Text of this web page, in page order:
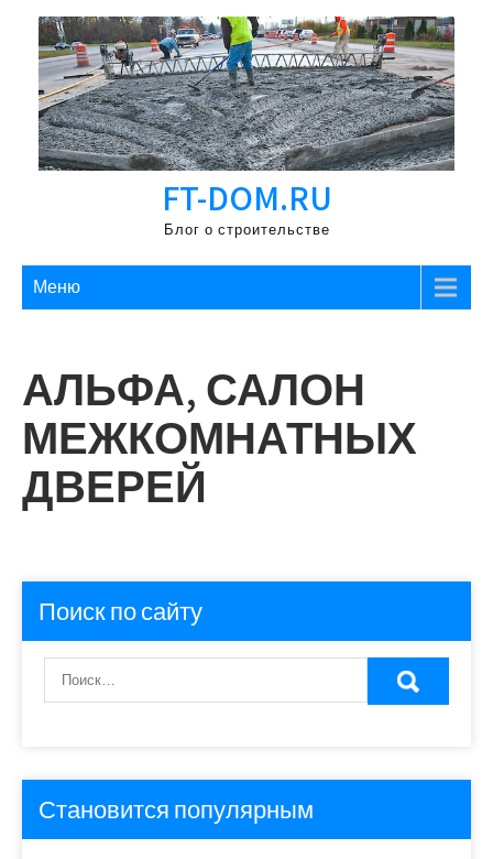
Перейти
содержимому
FT-DOM.RU
Блог о строительстве
Меню
АЛЬФА, САЛОН
МЕЖКОМНАТНЫХ
ДВЕРЕЙ
Поиск по сайту
Становится популярным